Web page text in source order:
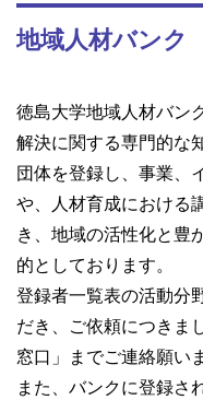
地域人材バンク
徳島大学地域人材バン
解決に関する専門的な
団体を登録し、事業、
や、人材育成における
き、地域の活性化と豊
的としております。
登録者一覧表の活動分
だき、ご依頼につきま
窓口」までご連絡願い
また、バンクに登録さ